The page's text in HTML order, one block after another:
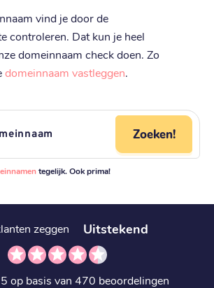
vind je door de
controleren. Dat kun je heel
domeinnaam check doen. Zo
domeinnaam vastleggen.
Zoeken!
tegelijk. Ook prima!
zeggen Uitstekend
op basis van 470 beoordelingen